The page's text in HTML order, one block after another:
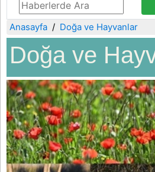
DESTEK
KOMUTANLIĞINI
ZİYARET ETTİ
Anasayfa Doğa ve Hayvanlar
Doğa ve